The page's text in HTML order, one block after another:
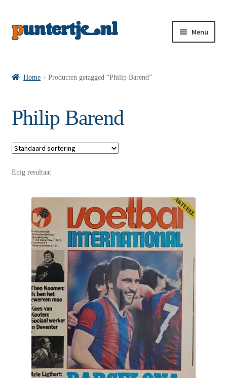
Menu
VI’s met Posters
Wie is puntertje
Puntertjes
Contact
Home Producten getagged “Philip Barend”
Philip Barend
Enig resultaat